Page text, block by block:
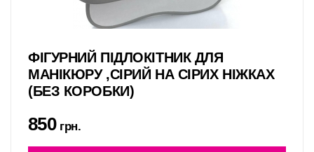
ФІГУРНИЙ ПІДЛОКІТНИК ДЛЯ
МАНІКЮРУ ,СІРИЙ НА СІРИХ НІЖКАХ
(БЕЗ КОРОБКИ)
850грн.